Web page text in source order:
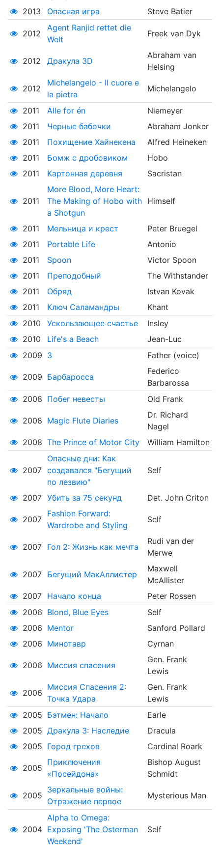
2013
Опасная игра Steve Batier
2012
Agent Ranjid rettet die
Welt
Freek van Dyk
2012 Дракула 3D
Abraham van
Helsing
2012
Michelangelo - Il cuore e
la pietra
Michelangelo
2011 Alle for én
Niemeyer
2011
Черные бабочки
Abraham Jonker
2011
Похищение Хайнекена
Alfred Heineken
2011
Бомж с дробовиком
Hobo
2011
Картонная деревня Sacristan
2011
More Blood, More Heart:
The Making of Hobo with
a Shotgun
Himself
2011 Мельница и крест
Peter Bruegel
2011
Portable Life
Antonio
2011
Spoon
Victor Spoon
2011
Преподобный
The Withstander
2011
Обряд
Istvan Kovak
2011
Ключ Саламандры
Khant
2010
Ускользающее счастье
Insley
2010
Life's a Beach
Jean-Luc
2009 3 Father (voice)
2009 Барбаросса
Federico
Barbarossa
2008 Побег невесты Old Frank
2008 Magic Flute Diaries
Dr. Richard
Nagel
2008 The Prince of Motor City William Hamilton
2007
Опасные дни: Как
создавался "Бегущий
по лезвию"
Self
2007 Убить за 75 секунд Det. John Criton
2007
Fashion Forward:
Wardrobe and Styling
Self
2007 Гол 2: Жизнь как мечта
Rudi van der
Merwe
2007 Бегущий МакАллистер
Maxwell
McAllister
2007
Начало конца
Peter Rossen
2006 Blond, Blue Eyes
Self
2006 Mentor
Sanford Pollard
2006 Минотавр Cyrnan
2006 Миссия спасения
Gen. Frank
Lewis
2006
Миссия Спасения 2:
Точка Удара
Gen. Frank
Lewis
2005 Бэтмен: Начало
Earle
2005 Дракула 3: Наследие
Dracula
2005 Город грехов Cardinal Roark
2005
Приключения
«Посейдона»
Bishop August
Schmidt
2005
Зеркальные войны:
Отражение первое
Mysterious Man
2004
Alpha to Omega:
Exposing 'The Osterman
Weekend'
Self